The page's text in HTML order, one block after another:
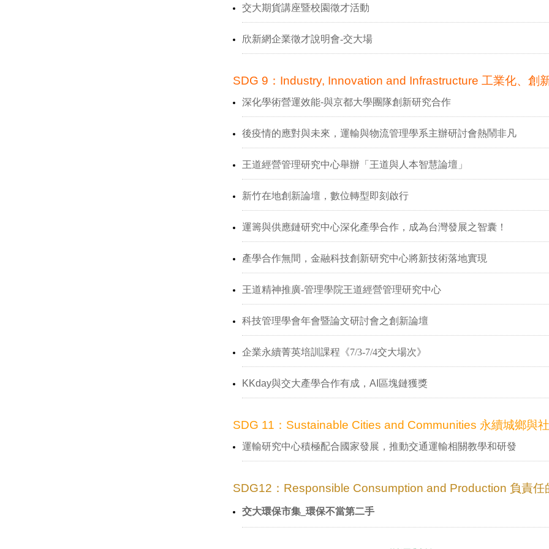
交大期貨講座暨校園徵才活動
欣新網企業徵才說明會-交大場
SDG 9：Industry, Innovation and Infrastructure 工業化、創
深化學術營運效能-與京都大學團隊創新研究合作
後疫情的應對與未來，運輸與物流管理學系主辦研討會熱鬧非凡
王道經營管理研究中心舉辦「王道與人本智慧論壇」
新竹在地創新論壇，數位轉型即刻啟行
運籌與供應鏈研究中心深化產學合作，成為台灣發展之智囊！
產學合作無間，金融科技創新研究中心將新技術落地實現
王道精神推廣-管理學院王道經營管理研究中心
科技管理學會年會暨論文研討會之創新論壇
企業永續菁英培訓課程《7/3-7/4交大場次》
KKday與交大產學合作有成，AI區塊鏈獲獎
SDG 11：Sustainable Cities and Communities 永續城鄉與
運輸研究中心積極配合國家發展，推動交通運輸相關教學和研發
SDG12：Responsible Consumption and Production 負責任
交大環保市集_環保不當第二手